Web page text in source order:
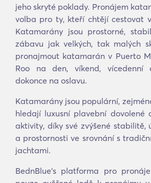
jeho skryté poklady. Pronájem
volba pro ty, kteří chtějí cestovat
Katamarány jsou prostorné,
zábavu jak velkých, tak malých
pronajmout katamarán v Puerto
Roo na den, víkend, vícedenní
dokonce na oslavu.
Katamarány jsou populární,
hledají luxusní plavební dovolené
aktivity, díky své zvýšené stabilitě,
a prostornosti ve srovnání s
jachtami.
BednBlue's platforma pro